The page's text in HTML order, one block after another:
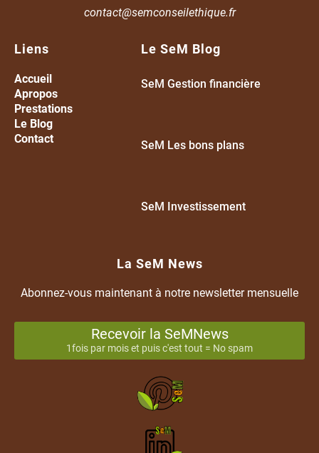
contact@semconseilethique.fr
Liens
Accueil
Apropos
Prestations
Le Blog
Contact
Le SeM Blog
SeM Gestion financière
SeM Les bons plans
SeM Investissement
La SeM News
Abonnez-vous maintenant à notre newsletter mensuelle
Recevoir la SeMNews
1fois par mois et puis c'est tout = No spam